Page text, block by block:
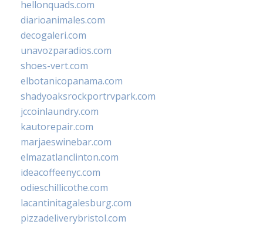
hellonquads.com
diarioanimales.com
decogaleri.com
unavozparadios.com
shoes-vert.com
elbotanicopanama.com
shadyoaksrockportrvpark.com
jccoinlaundry.com
kautorepair.com
marjaeswinebar.com
elmazatlanclinton.com
ideacoffeenyc.com
odieschillicothe.com
lacantinitagalesburg.com
pizzadeliverybristol.com